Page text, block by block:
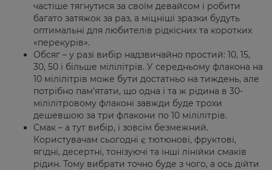
частіше тягнутися за своїм девайсом і робити
багато затяжок за раз, а міцніші зразки будуть
оптимальні для любителів рідкісних та коротких
«перекурів».
Обсяг – у разі вибір надзвичайно простий: 10, 15,
30, 50 і більше мілілітрів. У середньому флакона на
10 мілілітрів може бути достатньо на тиждень, але
потрібно пам'ятати, що одна і та ж рідина в 30-
мілілітровому флаконі завжди буде трохи
дешевшою за три флакони по 10 мілілітрів.
Смак – а тут вибір, і зовсім безмежний.
Користувачам сьогодні є тютюнові, фруктові,
ягідні, десертні, тонізуючі та інші лінійки смаків
рідин. Тому вибрати точно буде з чого, а ось дійти